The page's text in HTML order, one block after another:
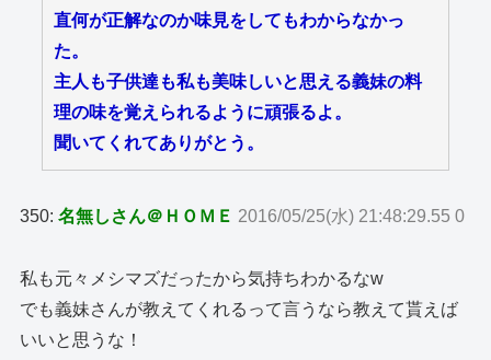
直何が正解なのか味見をしてもわからなかっ
た。
主人も子供達も私も美味しいと思える義妹の料
理の味を覚えられるように頑張るよ。
聞いてくれてありがとう。
350:名無しさん＠ＨＯＭＥ 2016/05/25(水) 21:48:29.55 0
私も元々メシマズだったから気持ちわかるなw
でも義妹さんが教えてくれるって言うなら教えて貰えば
いいと思うな！